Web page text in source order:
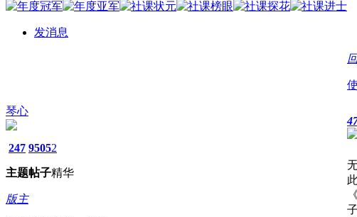
发消息
琴心
247
主题
9505
帖子
2
精华
版主